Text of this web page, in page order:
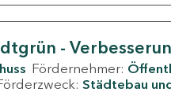
-
Fördernehmer:
Städtebau